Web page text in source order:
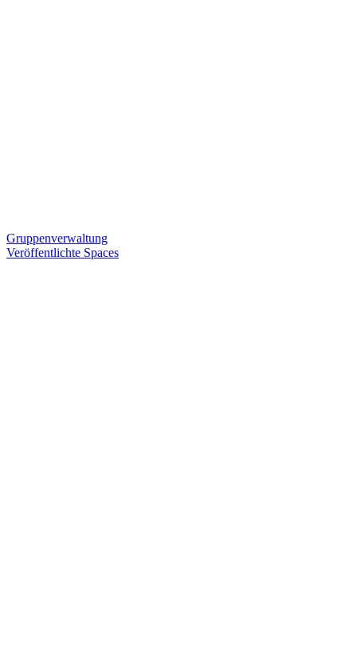
Gruppenverwaltung
Veröffentlichte Spaces